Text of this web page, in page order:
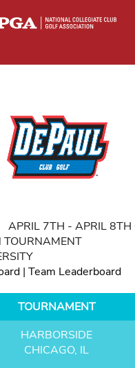
APRIL 7TH - APRIL 8TH
TOURNAMENT
| Team Leaderboard
TOURNAMENT
HARBORSIDE
CHICAGO, IL